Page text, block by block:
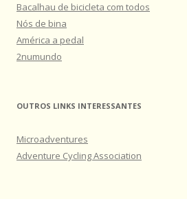
Bacalhau de bicicleta com todos
Nós de bina
América a pedal
2numundo
OUTROS LINKS INTERESSANTES
Microadventures
Adventure Cycling Association